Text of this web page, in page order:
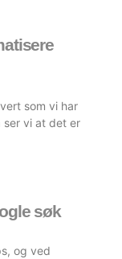
som vi har
ser vi at det er
søk
og ved